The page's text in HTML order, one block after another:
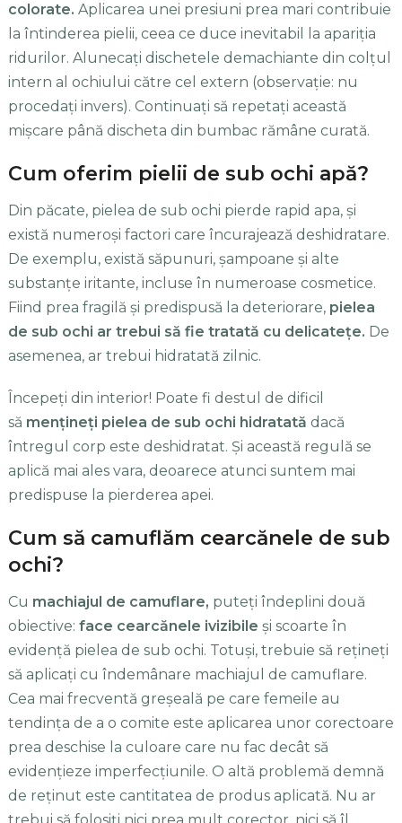
colorate. Aplicarea unei presiuni prea mari contribuie
la întinderea pielii, ceea ce duce inevitabil la apariția
ridurilor. Alunecați dischetele demachiante din colțul
intern al ochiului către cel extern (observație: nu
procedați invers). Continuați să repetați această
mișcare până discheta din bumbac rămâne curată.
Cum oferim pielii de sub ochi apă?
Din păcate, pielea de sub ochi pierde rapid apa, și
există numeroși factori care încurajează deshidratare.
De exemplu, există săpunuri, șampoane și alte
substanțe iritante, incluse în numeroase cosmetice.
Fiind prea fragilă și predispusă la deteriorare, pielea
de sub ochi ar trebui să fie tratată cu delicatețe. De
asemenea, ar trebui hidratată zilnic.
Începeți din interior! Poate fi destul de dificil
să mențineți pielea de sub ochi hidratată dacă
întregul corp este deshidratat. Și această regulă se
aplică mai ales vara, deoarece atunci suntem mai
predispuse la pierderea apei.
Cum să camuflăm cearcănele de sub
ochi?
Cu machiajul de camuflare, puteți îndeplini două
obiective: face cearcănele ivizibile și scoarte în
evidență pielea de sub ochi. Totuși, trebuie să rețineți
să aplicați cu îndemânare machiajul de camuflare.
Cea mai frecventă greșeală pe care femeile au
tendința de a o comite este aplicarea unor corectoare
prea deschise la culoare care nu fac decât să
evidențieze imperfecțiunile. O altă problemă demnă
de reținut este cantitatea de produs aplicată. Nu ar